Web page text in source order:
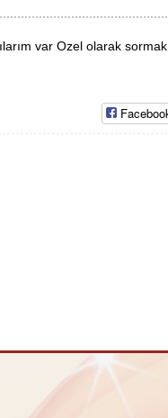
var Ozel olarak